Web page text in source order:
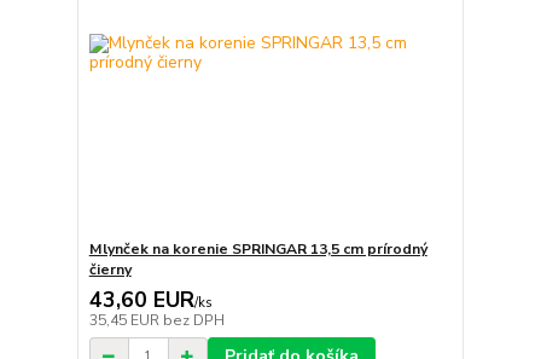
Mlynček na korenie SPRINGAR 13,5 cm prírodný
čierny
43,60 EUR/ks
35,45 EUR bez DPH